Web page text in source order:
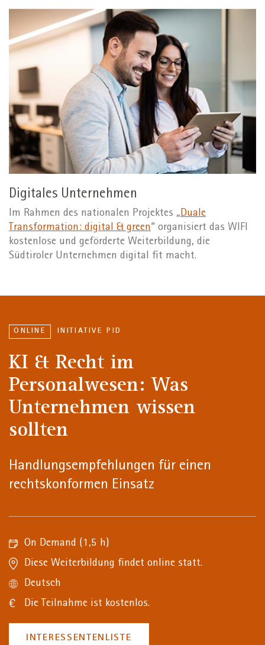
Digitales Unternehmen
Im Rahmen des nationalen Projektes „Duale
Transformation: digital & green“ organisiert das WIFI
kostenlose und geförderte Weiterbildung, die
Südtiroler Unternehmen digital fit macht.
INITIATIVE PID
ONLINE
KI & Recht im
Personalwesen: Was
Unternehmen wissen
sollten
Handlungsempfehlungen für einen
rechtskonformen Einsatz
On Demand (1,5 h)
Diese Weiterbildung findet online statt.
Deutsch
Die Teilnahme ist kostenlos.
INTERESSENTENLISTE